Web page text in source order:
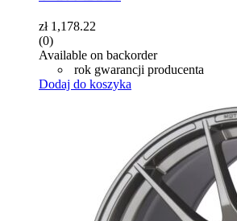
zł1,178.22
(0)
Available on backorder
rok gwarancji producenta
Dodaj do koszyka